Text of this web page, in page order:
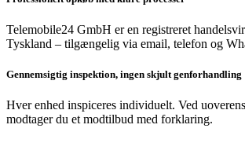
Telemobile24 GmbH er en registreret
Tyskland – tilgængelig via email, telefon og
Gennemsigtig inspektion, ingen skjult genforhandling
Hver enhed inspiceres individuelt. Ved
modtager du et modtilbud med forklaring.